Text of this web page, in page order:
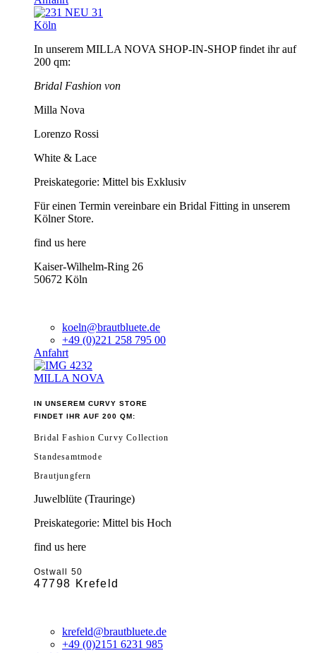
Köln
In unserem MILLA NOVA SHOP-IN-SHOP findet ihr auf
200 qm:
Bridal Fashion von
Milla Nova
Lorenzo Rossi
White & Lace
Preiskategorie: Mittel bis Exklusiv
Für einen Termin vereinbare ein Bridal Fitting in unserem
Kölner Store.
find us here
Kaiser-Wilhelm-Ring 26
50672 Köln
koeln@brautbluete.de
+49 (0)221 258 795 00
Anfahrt
MILLA NOVA
IN UNSEREM CURVY STORE
FINDET IHR AUF 200 QM:
Bridal Fashion Curvy Collection
Standesamtmode
Brautjungfern
Juwelblüte (Trauringe)
Preiskategorie: Mittel bis Hoch
find us here
Ostwall 50
47798 Krefeld
krefeld@brautbluete.de
+49 (0)2151 6231 985